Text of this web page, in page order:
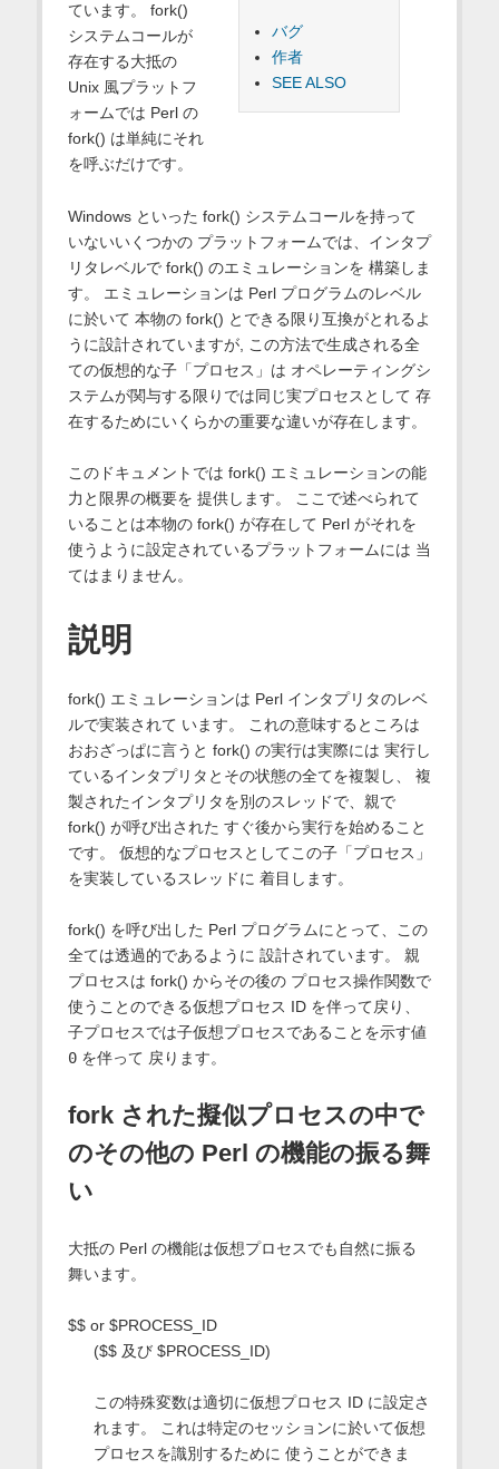
バグ
作者
SEE ALSO
ています。 fork()
システムコールが
存在する大抵の
Unix 風プラットフ
ォームでは Perl の
fork() は単純にそれ
を呼ぶだけです。
Windows といった fork() システムコールを持って
いないいくつかの プラットフォームでは、インタプ
リタレベルで fork() のエミュレーションを 構築しま
す。 エミュレーションは Perl プログラムのレベル
に於いて 本物の fork() とできる限り互換がとれるよ
うに設計されていますが, この方法で生成される全
ての仮想的な子「プロセス」は オペレーティングシ
ステムが関与する限りでは同じ実プロセスとして 存
在するためにいくらかの重要な違いが存在します。
このドキュメントでは fork() エミュレーションの能
力と限界の概要を 提供します。 ここで述べられて
いることは本物の fork() が存在して Perl がそれを
使うように設定されているプラットフォームには 当
てはまりません。
説明
fork() エミュレーションは Perl インタプリタのレベ
ルで実装されて います。 これの意味するところは
おおざっぱに言うと fork() の実行は実際には 実行し
ているインタプリタとその状態の全てを複製し、 複
製されたインタプリタを別のスレッドで、親で
fork() が呼び出された すぐ後から実行を始めること
です。 仮想的なプロセスとしてこの子「プロセス」
を実装しているスレッドに 着目します。
fork() を呼び出した Perl プログラムにとって、この
全ては透過的であるように 設計されています。 親
プロセスは fork() からその後の プロセス操作関数で
使うことのできる仮想プロセス ID を伴って戻り、
子プロセスでは子仮想プロセスであることを示す値
0を伴って 戻ります。
fork された擬似プロセスの中で
のその他の Perl の機能の振る舞
い
大抵の Perl の機能は仮想プロセスでも自然に振る
舞います。
$$ or $PROCESS_ID
($$ 及び $PROCESS_ID)
この特殊変数は適切に仮想プロセス ID に設定さ
れます。 これは特定のセッションに於いて仮想
プロセスを識別するために 使うことができま